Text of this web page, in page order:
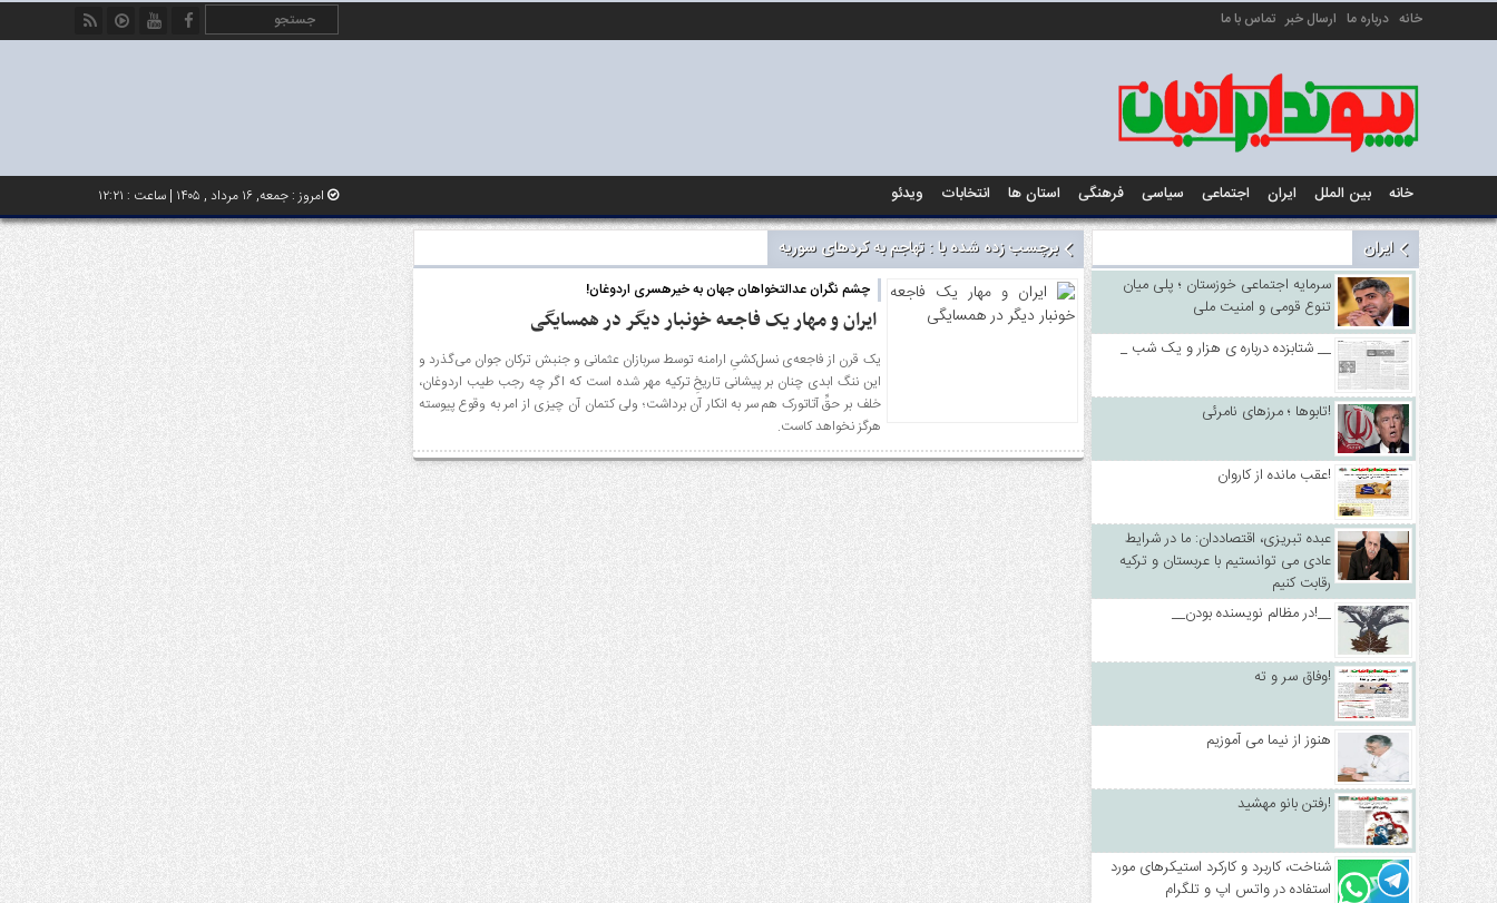
خانه درباره ما ارسال خبر تماس با ما
امروز : جمعه, ۱۶ مرداد , ۱۴۰۵ | ساعت : ۱۲:۲۱ خانه بین الملل ایران اجتماعی سیاسی فرهنگی استان ها انتخابات ویدئو
ایران
سرمایه اجتماعی خوزستان ؛ پلی میان
تنوع قومی و امنیت ملی
_ شتابزده درباره ی هزار و یک شب __
تابوها ؛ مرزهای نامرئی!
عقب مانده از کاروان!
عبده تبریزی، اقتصاددان: ما در شرایط
عادی می توانستیم با عربستان و ترکیه
رقابت کنیم
__در مظالم نویسنده بودن!__
وفاق سر و ته!
هنوز از نیما می آموزیم
رفتن بانو مهشید!
شناخت، کاربرد و کارکرد استیکرهای مورد
استفاده در واتس اپ و تلگرام
برچسب زده شده با : تهاجم به کردهای سوریه
چشم نگران عدالتخواهان جهان به خیره­سری اردوغان!
ایران و مهار یک فاجعه خونبار دیگر در همسایگی
یک قرن از فاجعه‌ی نسل‌کشیِ ارامنه توسط سربازان عثمانی و جنبش ترکان جوان می‌گذرد و
این ننگ ابدی چنان بر پیشانی تاریخِ ترکیه مهر شده است که اگر چه رجب طیب اردوغان،
خلف بر حقِّ آتاتورک هم سر به انکار آن برداشت؛ ولی کتمان آن چیزی از امر به وقوع پیوسته
هرگز نخواهد کاست.